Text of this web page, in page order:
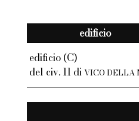
edificio
edificio (C)
del civ. 11 di VICO DELLA